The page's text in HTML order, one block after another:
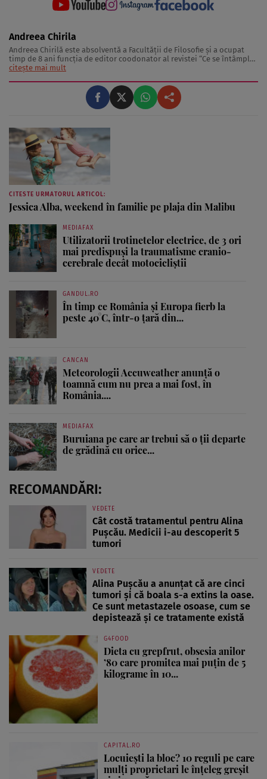
Andreea Chirila
Andreea Chirilă este absolventă a Facultăţii de Filosofie şi a ocupat
timp de 8 ani funcţia de editor coodonator al revistei “Ce se întâmplă,
doctore?”. De asemenea, Andreea Chirilă s-a ocupat de rubrica de
citește mai mult
CITESTE URMATORUL ARTICOL:
Jessica Alba, weekend în familie pe plaja din Malibu
MEDIAFAX
Utilizatorii trotinetelor electrice, de 3 ori
mai predispuși la traumatisme cranio-
cerebrale decât motocicliștii
GANDUL.RO
În timp ce România și Europa fierb la
peste 40°C, într-o țară din...
CANCAN
Meteorologii Accuweather anunță o
toamnă cum nu prea a mai fost, în
România....
MEDIAFAX
Buruiana pe care ar trebui să o ții departe
de grădină cu orice...
RECOMANDĂRI:
VEDETE
Cât costă tratamentul pentru Alina
Pușcău. Medicii i-au descoperit 5
tumori
VEDETE
Alina Pușcău a anunțat că are cinci
tumori și că boala s-a extins la oase.
Ce sunt metastazele osoase, cum se
depistează și ce tratamente există
G4FOOD
Dieta cu grepfrut, obsesia anilor
’80 care promitea mai puțin de 5
kilograme în 10...
CAPITAL.RO
Locuiești la bloc? 10 reguli pe care
mulți proprietari le înțeleg greșit